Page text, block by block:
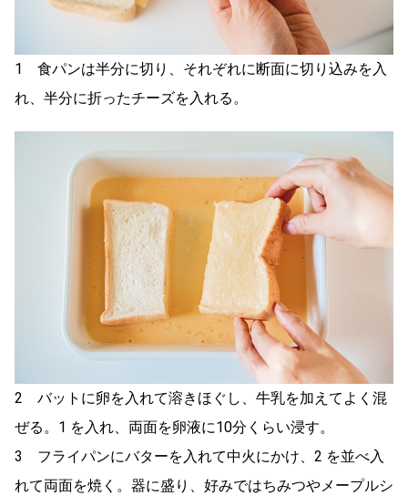
1 食パンは半分に切り、それぞれに断面に切り込みを入
れ、半分に折ったチーズを入れる。
2 バットに卵を入れて溶きほぐし、牛乳を加えてよく混
ぜる。1 を入れ、両面を卵液に10分くらい浸す。
3 フライパンにバターを入れて中火にかけ、2 を並べ入
れて両面を焼く。器に盛り、好みではちみつやメープルシ